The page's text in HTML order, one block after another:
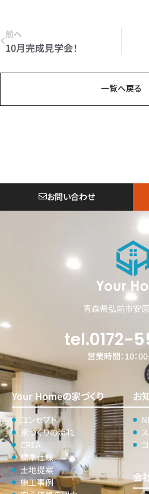
前へ
10月完成見学会！
一覧へ戻る
お問い合わせ
青森県弘前市安
tel.0172-
営業時間：10：
Your Homeの家づくり
コンセプト
家づくりの流れ
CREA
標準仕様
土地提案
施工事例
お
会